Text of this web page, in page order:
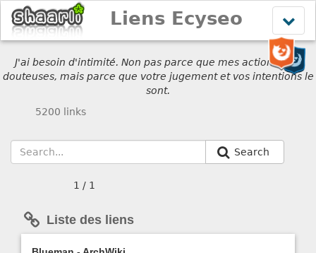
le
menu
Liens Ecyseo
J'ai besoin d'intimité. Non pas parce que mes actions sont
douteuses, mais parce que votre jugement et vos intentions le
sont.
5200 links
Search
1 / 1
Liste des liens